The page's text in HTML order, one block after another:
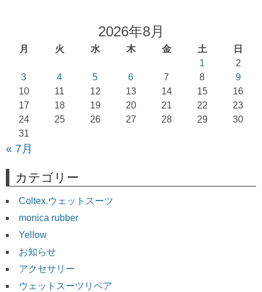
2026年8月
月 火 水 木 金 土
日
1
2
3
4 5 6 7 8
9
10
11 12 13 14 15
16
17
18 19 20 21 22
23
24
25 26 27 28 29
30
31
« 7月
カテゴリー
Coltex.ウェットスーツ
monica rubber
Yellow
お知らせ
アクセサリー
ウェットスーツリペア